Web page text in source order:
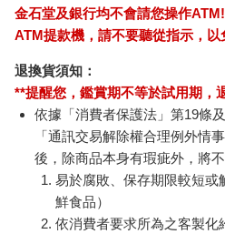
金石堂及銀行均不會請您操作
ATM提款機，請不要聽從指示，以
退換貨須知：
**提醒您，鑑賞期不等於試用期，
依據「消費者保護法」第19條
「通訊交易解除權合理例外情
後，除商品本身有瑕疵外，將
易於腐敗、保存期限較短或
鮮食品）
依消費者要求所為之客製化